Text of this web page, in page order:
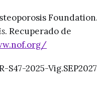
. Recuperado de
S47-2025-